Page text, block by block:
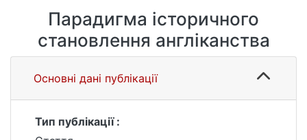
Парадигма історичного
становлення англіканства
Основні дані публікації
Тип публікації :